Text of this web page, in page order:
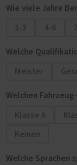
Wie viele Jahre
Welche
Welchen
Welche Sprachen